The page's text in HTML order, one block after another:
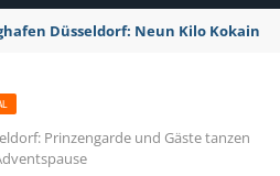
Düsseldorf: Neun Kilo Kokain
Prinzengarde und Gäste tanzen